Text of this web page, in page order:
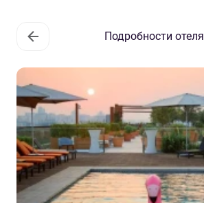
Подробности отеля